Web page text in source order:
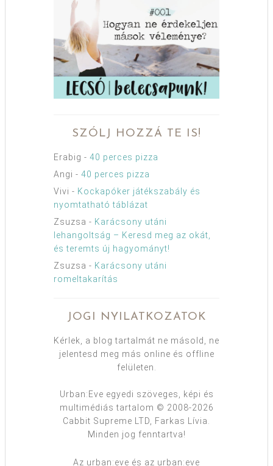
SZÓLJ HOZZÁ TE IS!
Erabig - 40 perces pizza
Angi - 40 perces pizza
Vivi - Kockapóker játékszabály és
nyomtatható táblázat
Zsuzsa - Karácsony utáni
lehangoltság – Keresd meg az okát,
és teremts új hagyományt!
Zsuzsa - Karácsony utáni
romeltakarítás
JOGI NYILATKOZATOK
Kérlek, a blog tartalmát ne másold, ne
jelentesd meg más online és offline
felületen.
Urban:Eve egyedi szöveges, képi és
multimédiás tartalom © 2008-2026
Cabbit Supreme LTD, Farkas Lívia.
Minden jog fenntartva!
Az urban:eve és az urban:eve